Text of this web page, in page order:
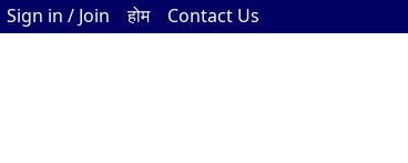
Sign in / Join होम Contact Us